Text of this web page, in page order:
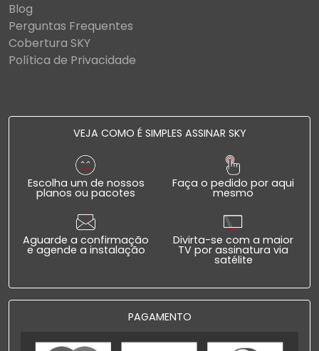
Blog
Perguntas Frequentes
Cobertura SKY
Política de Privacidade
VEJA COMO É SIMPLES ASSINAR SKY
Escolha um de nossos
planos ou pacotes
Faça o pedido por aqui
mesmo
Aguarde a confirmação
e agende a instalação
Divirta-se com a maior
TV por assinatura via
satélite
PAGAMENTO